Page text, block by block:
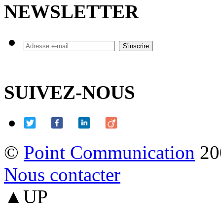
NEWSLETTER
SUIVEZ-NOUS
© Point Communication
Nous contacter
▲UP